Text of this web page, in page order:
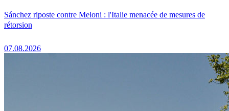
Sánchez riposte contre Meloni : l'Italie menacée de mesures de
rétorsion
07.08.2026